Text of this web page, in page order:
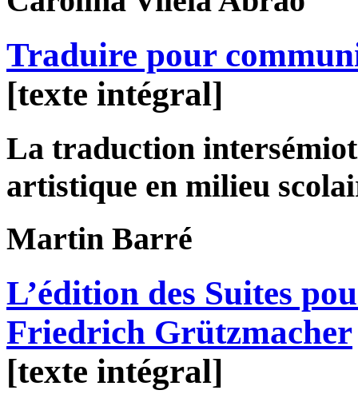
Traduire pour
[texte intégral]
La traduction
artistique en milieu
Martin Barré
L’édition des Suites
Friedrich Grützmacher
[texte intégral]